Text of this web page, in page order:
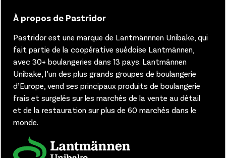
À propos de Pastridor
Pastridor est une marque de Lantmännnen Unibake, qui
fait partie de la coopérative suédoise Lantmännen,
avec 30+ boulangeries dans 13 pays. Lantmännen
Unibake, l’un des plus grands groupes de boulangerie
d’Europe, vend ses principaux produits de boulangerie
frais et surgelés sur les marchés de la vente au détail
et de la restauration sur plus de 60 marchés dans le
monde.